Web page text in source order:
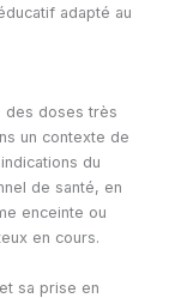
adapté au
des doses très
un contexte de
du
de santé, en
enceinte ou
en cours.
sa prise en